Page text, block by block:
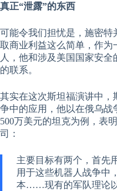
真正“泄露”的东西
可能令我们担忧是，施密
取商业利益这么简单，作为
人，他和涉及美国国家安
的联系。
其实在这次斯坦福演讲中
争中的应用，他以在俄乌战
500万美元的坦克为例，表
司：
主要目标有两个，首先
用于这些机器人战争中
本……现有的军队理论